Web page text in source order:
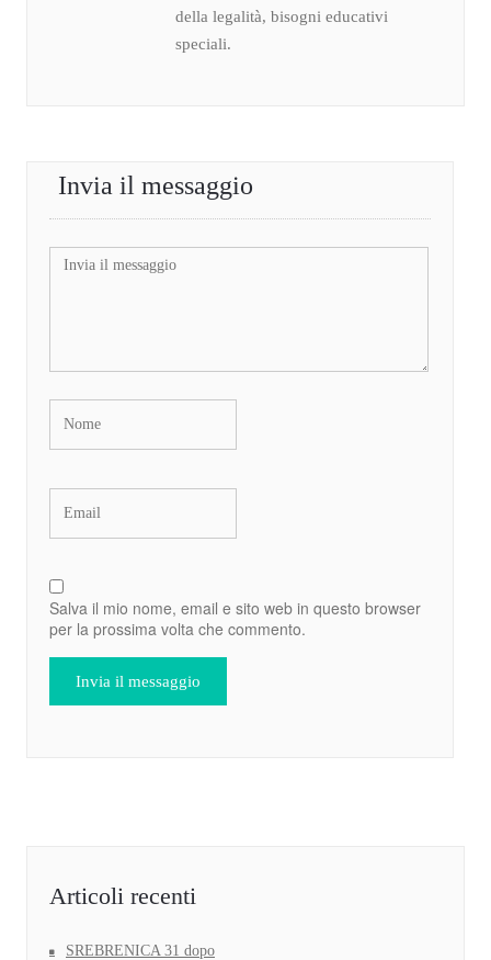
della legalità, bisogni educativi
speciali.
Invia il messaggio
Salva il mio nome, email e sito web in questo browser
per la prossima volta che commento.
Articoli recenti
SREBRENICA 31 dopo